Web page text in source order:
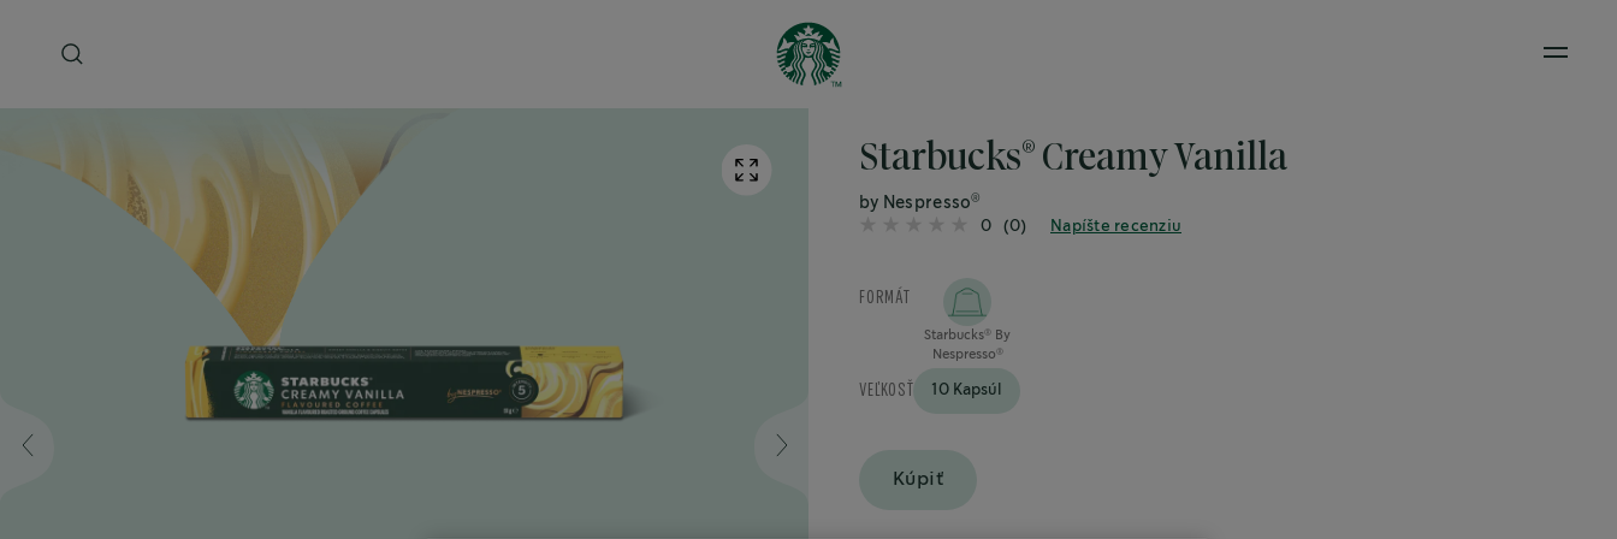
Open
Starbucks® Creamy Vanilla
by Nespresso®
0 (0) Napíšte recenziu
FORMÁT
Starbucks ®
By
Nespresso ®
VEĽKOSŤ 10 Kapsúl
Kúpiť